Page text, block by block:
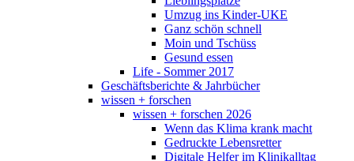
Umzug ins Kinder-UKE
Ganz schön schnell
Moin und Tschüss
Gesund essen
Life - Sommer 2017
Geschäftsberichte & Jahrbücher
wissen + forschen
wissen + forschen 2026
Wenn das Klima krank macht
Gedruckte Lebensretter
Digitale Helfer im Klinikalltag